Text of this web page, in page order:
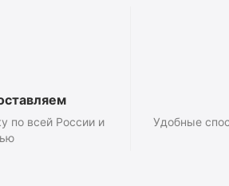
по всей России и
Удобные